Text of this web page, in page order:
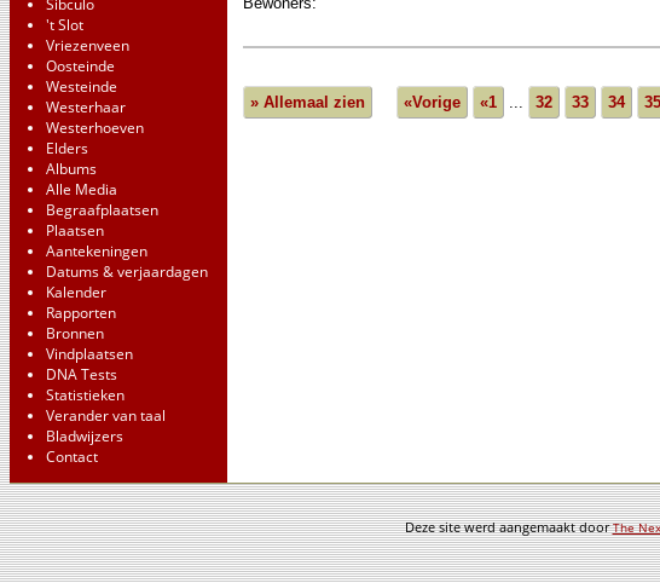
Sibculo
't Slot
Vriezenveen
Oosteinde
Westeinde
Westerhaar
Westerhoeven
Elders
Albums
Alle Media
Begraafplaatsen
Plaatsen
Aantekeningen
Datums & verjaardagen
Kalender
Rapporten
Bronnen
Vindplaatsen
DNA Tests
Statistieken
Verander van taal
Bladwijzers
Contact
» Allemaal zien «Vorige «1 ... 32 33 34 35
Deze site werd aangemaakt doorThe